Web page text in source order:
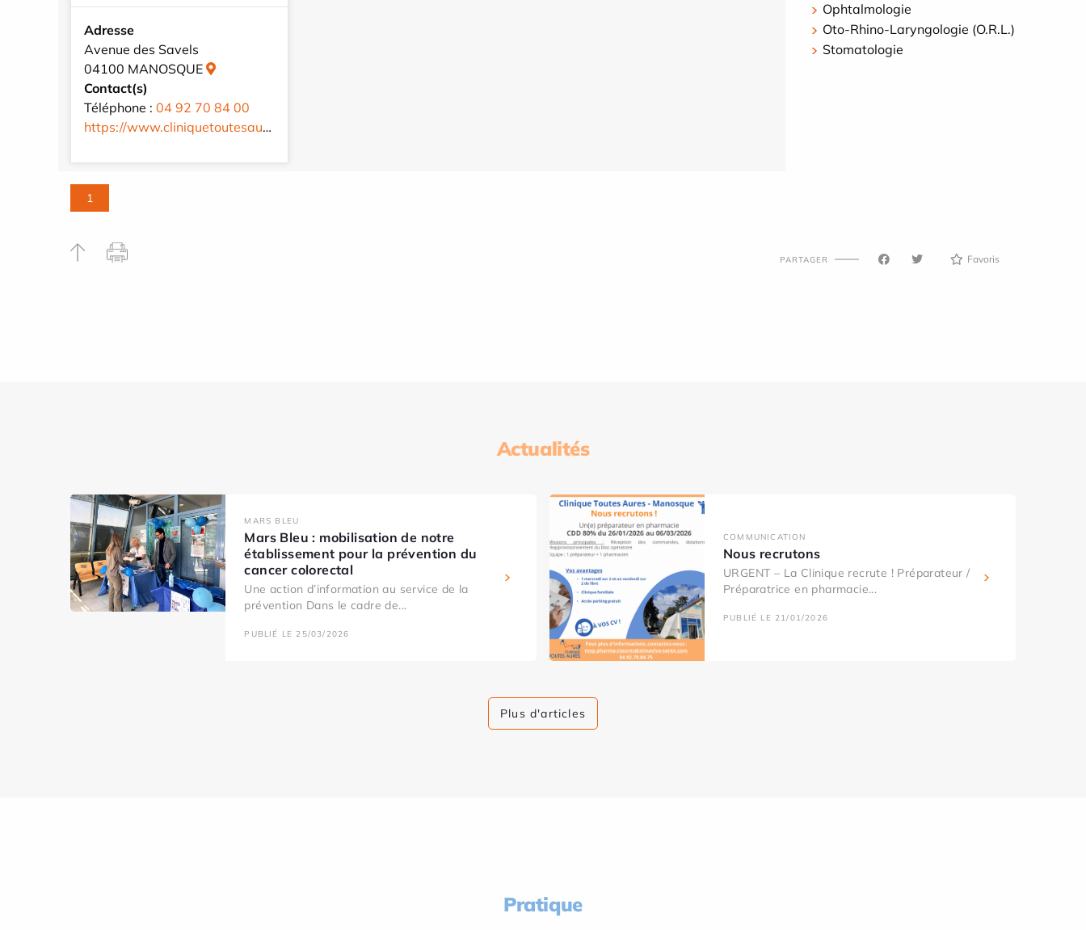
Adresse
Avenue des Savels
04100 MANOSQUE
Contact(s)
Téléphone : 04 92 70 84 00
https://www.cliniquetoutesaures.fr/fr/
1
Ophtalmologie
Oto-Rhino-Laryngologie (O.R.L.)
Stomatologie
PARTAGER Favoris
Actualités
MARS BLEU
Mars Bleu : mobilisation de notre
établissement pour la prévention du
cancer colorectal
Une action d’information au service de la
prévention Dans le cadre de...
PUBLIÉ LE 25/03/2026
COMMUNICATION
Nous recrutons
URGENT – La Clinique recrute ! Préparateur /
Préparatrice en pharmacie...
PUBLIÉ LE 21/01/2026
Plus d'articles
Pratique